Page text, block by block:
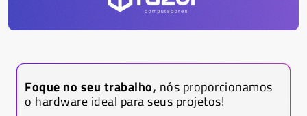
Foque no seu trabalho, nós proporcionamos
o hardware ideal para seus projetos!